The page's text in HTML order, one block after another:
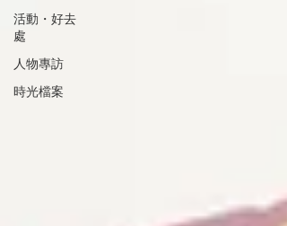
活動・好去
處
人物專訪
時光檔案